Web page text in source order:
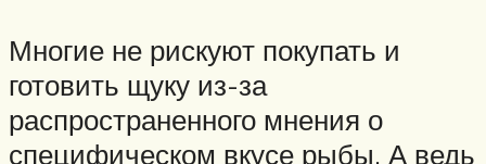
Многие не рискуют покупать и
готовить щуку из-за
распространенного мнения о
специфическом вкусе рыбы. А ведь